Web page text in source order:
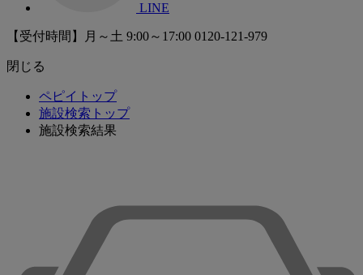
LINE
【受付時間】月～土 9:00～17:00 0120-121-979
閉じる
ペピイトップ
施設検索トップ
施設検索結果